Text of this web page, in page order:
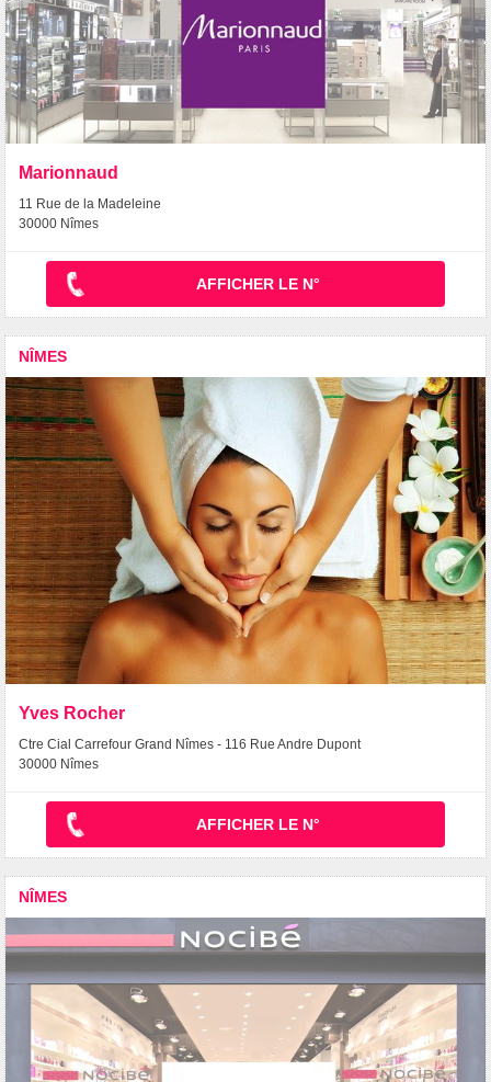
Marionnaud
11 Rue de la Madeleine
30000 Nîmes
AFFICHER LE N°
NÎMES
Yves Rocher
Ctre Cial Carrefour Grand Nîmes - 116 Rue Andre Dupont
30000 Nîmes
AFFICHER LE N°
NÎMES